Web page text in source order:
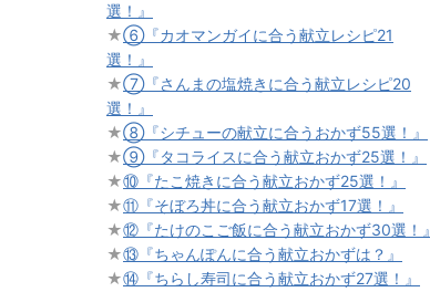
選！』
★⑥『カオマンガイに合う献立レシピ21
選！』
★⑦『さんまの塩焼きに合う献立レシピ20
選！』
★⑧『シチューの献立に合うおかず55選！』
★⑨『タコライスに合う献立おかず25選！』
★⑩『たこ焼きに合う献立おかず25選！』
★⑪『そぼろ丼に合う献立おかず17選！』
★⑫『たけのこご飯に合う献立おかず30選！』
★⑬『ちゃんぽんに合う献立おかずは？』
★⑭『ちらし寿司に合う献立おかず27選！』